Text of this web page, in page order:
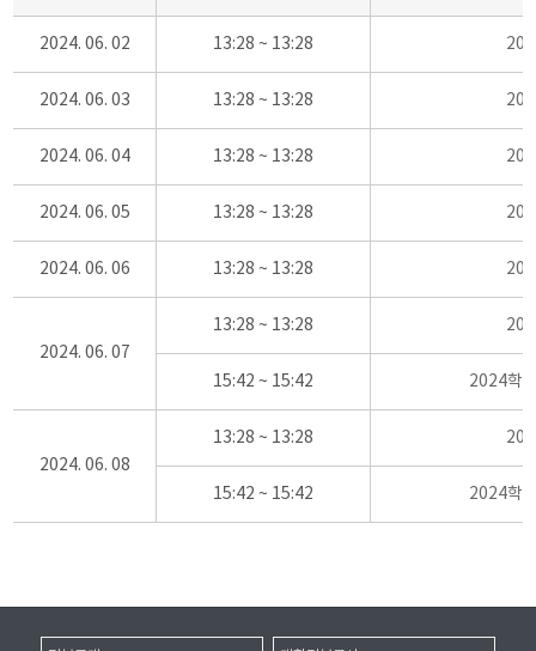
2024. 06. 02 13:28 ~ 13:28
2024. 06. 03 13:28 ~ 13:28
2024. 06. 04 13:28 ~ 13:28
2024. 06. 05 13:28 ~ 13:28
2024. 06. 06 13:28 ~ 13:28
2024. 06. 07
13:28 ~ 13:28
15:42 ~ 15:42 2024학
2024. 06. 08
13:28 ~ 13:28
15:42 ~ 15:42 2024학